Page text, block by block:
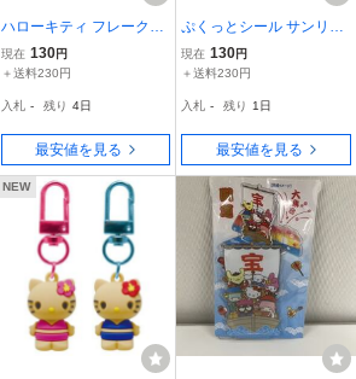
ハローキティ フレークシ
ール サンリオ 40ピース
シール
現在 130円
＋送料230円
入札 - 残り 4日
最安値を見る
ぷくっとシール サンリオ
キャラクターズ レトロ喫
茶 サンリオ ダイソー
現在 130円
＋送料230円
入札 - 残り 1日
最安値を見る
NEW